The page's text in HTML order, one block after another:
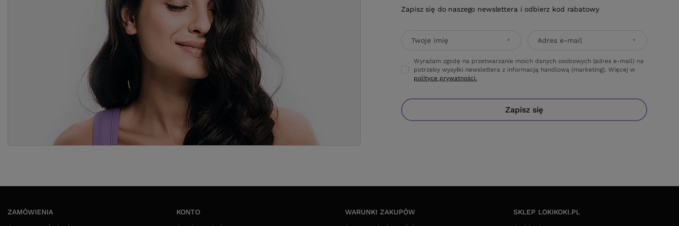
Zapisz się do naszego newslettera i odbierz kod rabatowy
Twoje imię Adres e-mail
Wyrażam zgodę na przetwarzanie moich danych osobowych (adres e-mail) na
potrzeby wysyłki newslettera z informacją handlową (marketing). Więcej w
polityce prywatności.
Zapisz się
ZAMÓWIENIA
KONTO
WARUNKI ZAKUPÓW
SKLEP LOKIKOKI.PL